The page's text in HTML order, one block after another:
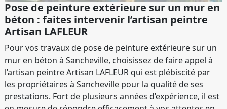
Pose de peinture extérieure sur un mur en
béton : faites intervenir l’artisan peintre
Artisan LAFLEUR
Pour vos travaux de pose de peinture extérieure sur un
mur en béton à Sancheville, choisissez de faire appel à
l’artisan peintre Artisan LAFLEUR qui est plébiscité par
les propriétaires à Sancheville pour la qualité de ses
prestations. Fort de plusieurs années d’expérience, il est